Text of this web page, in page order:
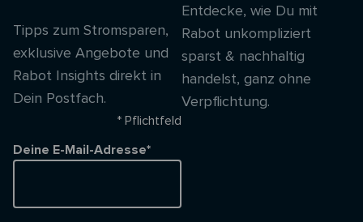
Tipps zum Stromsparen,
exklusive Angebote und
Rabot Insights direkt in
Dein Postfach.
* Pflichtfeld
Deine E-Mail-Adresse*
Entdecke, wie Du mit
Rabot unkompliziert
sparst & nachhaltig
handelst, ganz ohne
Verpflichtung.